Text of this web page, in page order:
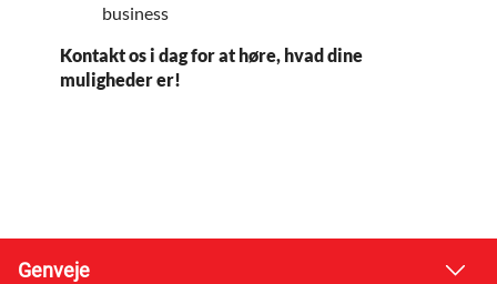
business
Kontakt os i dag for at høre, hvad dine
muligheder er!
Genveje